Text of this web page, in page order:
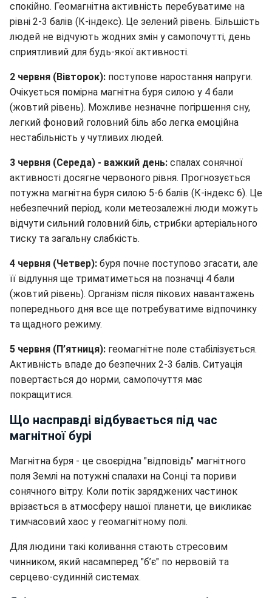
спокійно. Геомагнітна активність перебуватиме на
рівні 2-3 балів (К-індекс). Це зелений рівень. Більшість
людей не відчують жодних змін у самопочутті, день
сприятливий для будь-якої активності.
2 червня (Вівторок): поступове наростання напруги.
Очікується помірна магнітна буря силою у 4 бали
(жовтий рівень). Можливе незначне погіршення сну,
легкий фоновий головний біль або легка емоційна
нестабільність у чутливих людей.
3 червня (Середа) - важкий день: спалах сонячної
активності досягне червоного рівня. Прогнозується
потужна магнітна буря силою 5-6 балів (К-індекс 6). Це
небезпечний період, коли метеозалежні люди можуть
відчути сильний головний біль, стрибки артеріального
тиску та загальну слабкість.
4 червня (Четвер): буря почне поступово згасати, але
її відлуння ще триматиметься на позначці 4 бали
(жовтий рівень). Організм після пікових навантажень
попереднього дня все ще потребуватиме відпочинку
та щадного режиму.
5 червня (П’ятниця): геомагнітне поле стабілізується.
Активність впаде до безпечних 2-3 балів. Ситуація
повертається до норми, самопочуття має
покращитися.
Що насправді відбувається під час
магнітної бурі
Магнітна буря - це своєрідна "відповідь" магнітного
поля Землі на потужні спалахи на Сонці та пориви
сонячного вітру. Коли потік заряджених частинок
врізається в атмосферу нашої планети, це викликає
тимчасовий хаос у геомагнітному полі.
Для людини такі коливання стають стресовим
чинником, який насамперед "б’є" по нервовій та
серцево-судинній системах.